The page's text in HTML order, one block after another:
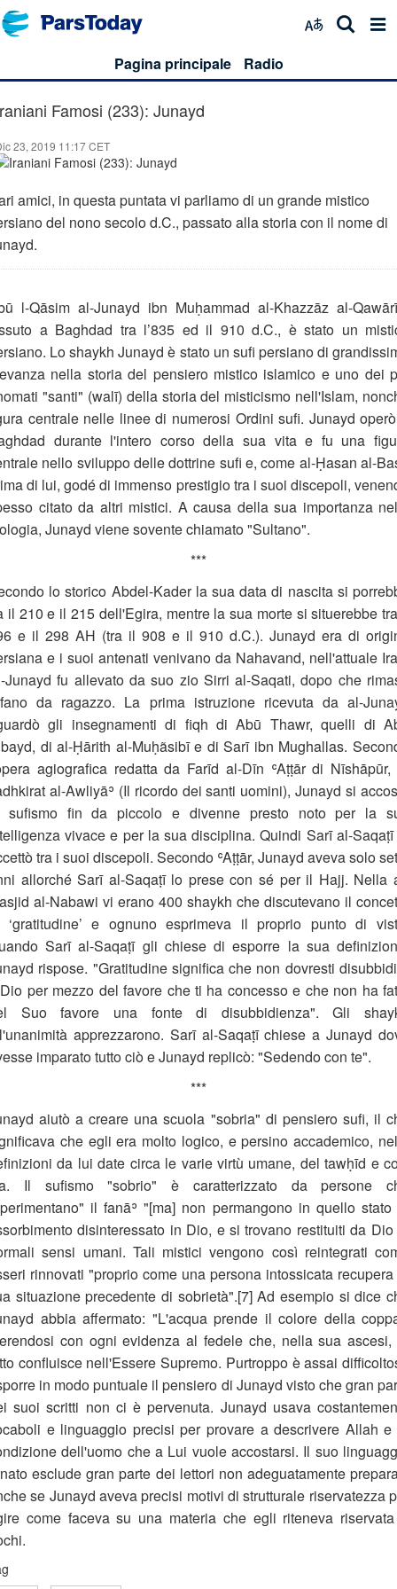
Pagina principale Radio
Famosi (233): Junayd
23, 2019 11:17 CET
amici, in questa puntata vi parliamo di un grande mistico
del nono secolo d.C., passato alla storia con il nome di
l-Qāsim al-Junayd ibn Muḥammad al-Khazzāz al-
a Baghdad tra l’835 ed il 910 d.C., è stato un
Lo shaykh Junayd è stato un sufi persiano di
nella storia del pensiero mistico islamico e uno dei
"santi" (walī) della storia del misticismo nell'Islam,
centrale nelle linee di numerosi Ordini sufi. Junayd
durante l'intero corso della sua vita e fu una
nello sviluppo delle dottrine sufi e, come al-Ḥasan al-
di lui, godé di immenso prestigio tra i suoi discepoli,
citato da altri mistici. A causa della sua importanza
Junayd viene sovente chiamato "Sultano".
***
lo storico Abdel-Kader la sua data di nascita si
il 210 e il 215 dell'Egira, mentre la sua morte si situerebbe
e il 298 AH (tra il 908 e il 910 d.C.). Junayd era di
e i suoi antenati venivano da Nahavand, nell'attuale
Junayd fu allevato da suo zio Sirri al-Saqati, dopo che
da ragazzo. La prima istruzione ricevuta da al-
gli insegnamenti di fiqh di Abū Thawr, quelli di
di al-Ḥārith al-Muḥãsibī e di Sarī ibn Mughallas.
agiografica redatta da Farīd al-Dīn ʿAṭṭār di
al-Awliyāʾ (Il ricordo dei santi uomini), Junayd si
sufismo fin da piccolo e divenne presto noto per la
vivace e per la sua disciplina. Quindi Sarī al-
tra i suoi discepoli. Secondo ʿAṭṭār, Junayd aveva solo
allorché Sarī al-Saqaṭī lo prese con sé per il Hajj. Nella
al-Nabawi vi erano 400 shaykh che discutevano il
‘gratitudine’ e ognuno esprimeva il proprio punto di
Sarī al-Saqaṭī gli chiese di esporre la sua
rispose. "Gratitudine significa che non dovresti
per mezzo del favore che ti ha concesso e che non ha
Suo favore una fonte di disubbidienza". Gli
apprezzarono. Sarī al-Saqaṭī chiese a Junayd
imparato tutto ciò e Junayd replicò: "Sedendo con te".
***
aiutò a creare una scuola "sobria" di pensiero sufi, il
che egli era molto logico, e persino accademico,
da lui date circa le varie virtù umane, del tawḥīd e
Il sufismo "sobrio" è caratterizzato da persone
il fanāʾ "[ma] non permangono in quello
disinteressato in Dio, e si trovano restituiti da
sensi umani. Tali mistici vengono così reintegrati
rinnovati "proprio come una persona intossicata
situazione precedente di sobrietà".[7] Ad esempio si dice
abbia affermato: "L'acqua prende il colore della
con ogni evidenza al fedele che, nella sua
confluisce nell'Essere Supremo. Purtroppo è assai
in modo puntuale il pensiero di Junayd visto che gran
suoi scritti non ci è pervenuta. Junayd usava
e linguaggio precisi per provare a descrivere Allah
dell'uomo che a Lui vuole accostarsi. Il suo
esclude gran parte dei lettori non adeguatamente
se Junayd aveva precisi motivi di strutturale riservatezza
come faceva su una materia che egli riteneva